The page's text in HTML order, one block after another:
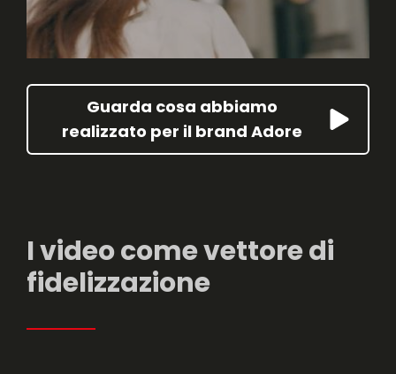
Guarda cosa abbiamo
realizzato per il brand Adore
I video come vettore di
fidelizzazione